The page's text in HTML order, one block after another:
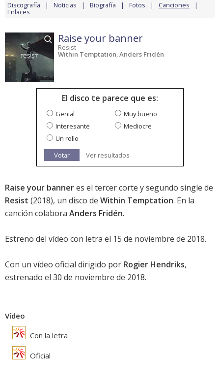
Discografía Noticias Biografía Fotos Canciones
Enlaces
Raise your banner
Resist
Within Temptation,Anders Fridén
El disco te parece que es:
Genial
Muy bueno
Interesante
Mediocre
Un rollo
Votar
Ver resultados
Raise your banneres el tercer corte y segundo single de
Resist (2018), un disco de Within Temptation. En la
canción colabora Anders Fridén.
Estreno del vídeo con letra el 15 de noviembre de 2018.
Con un vídeo oficial dirigido por Rogier Hendriks,
estrenado el 30 de noviembre de 2018.
Vídeo
Con la letra
Oficial